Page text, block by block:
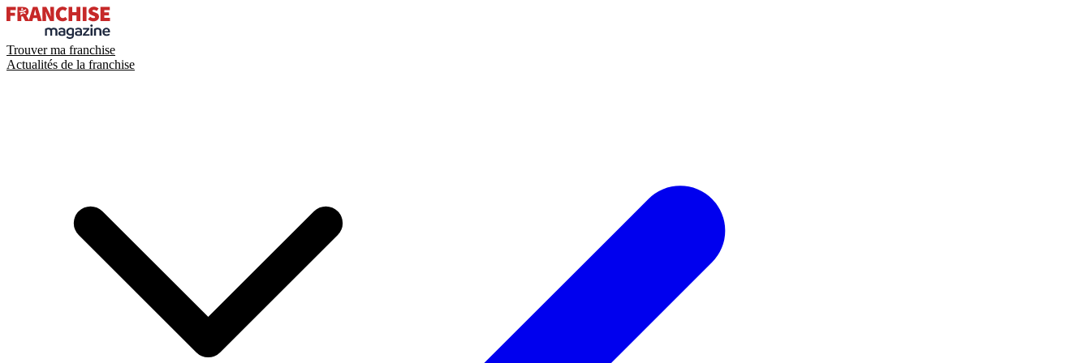
Trouver ma franchise
Actualités de la franchise